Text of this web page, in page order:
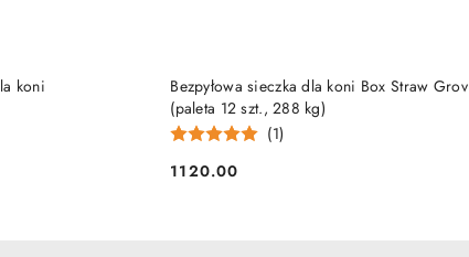
koni
Bezpyłowa sieczka dla koni Box Straw Grov
(paleta 12 szt., 288 kg)
(1)
Cena:
1120.00
PRODUKT NIEDOSTĘPNY